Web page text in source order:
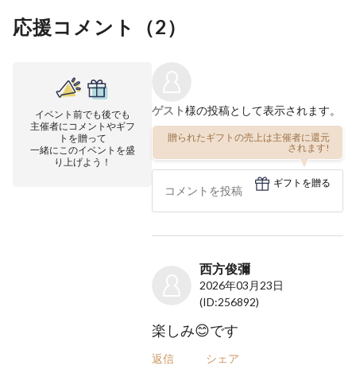
応援コメント（2）
イベント前でも後でも
主催者にコメントやギフ
トを贈って
一緒にこのイベントを盛
り上げよう！
ゲスト様の投稿として表示されます。
贈られたギフトの売上は主催者に還元
されます!
ギフトを贈る
西方俊彌
2026年03月23日
(ID:256892)
楽しみ😊です
返信 シェア